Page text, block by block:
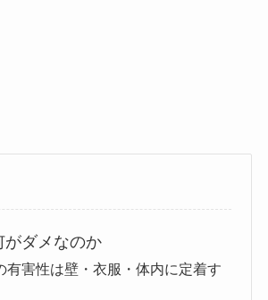
がダメなのか
有害性は壁・衣服・体内に定着す